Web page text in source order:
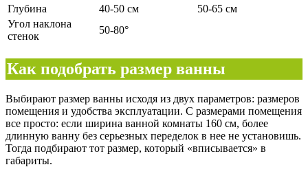
Глубина
40-50 см
50-65 см
Угол наклона
стенок
50-80°
Как подобрать размер ванны
Выбирают размер ванны исходя из двух параметров: размеров
помещения и удобства эксплуатации. С размерами помещения
все просто: если ширина ванной комнаты 160 см, более
длинную ванну без серьезных переделок в нее не установишь.
Тогда подбирают тот размер, который «вписывается» в
габариты.